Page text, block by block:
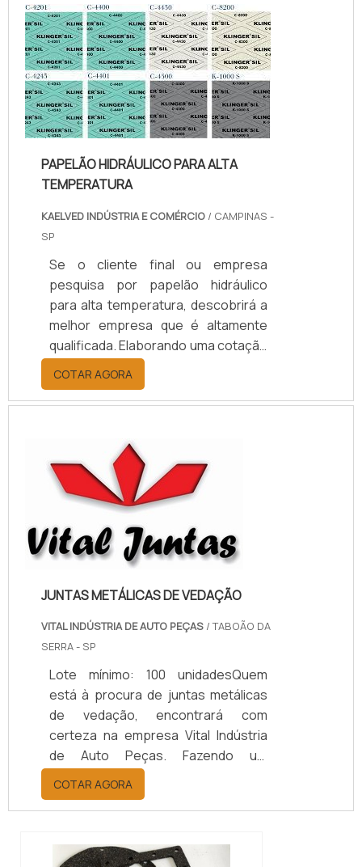
temperatura, com os colaboradores
da kaelved obterá excelente custo-
benefício com assessoria técnica
especializada.UM POUCO MAIS
SOBRE JUNTAS DE TEFLON
TEMPERA...
PAPELÃO HIDRÁULICO PARA ALTA
TEMPERATURA
KAELVED INDÚSTRIA E COMÉRCIO / CAMPINAS -
SP
Se o cliente final ou empresa
pesquisa por papelão hidráulico
para alta temperatura, descobrirá a
melhor empresa que é altamente
qualificada. Elaborando uma cotação
por meio da plataforma e
descobrindo a melhor referência do
mercado.MAIS INFORMAÇÕES
HIDRÁULICO PARA ALTA
TEMPERATURASe alguém pesquisar
papelão hidráulico para alta
temperatura encontra na internet a
kaelved. Uma empresa com alto
know-how em laudos ...
COTAR AGORA
JUNTAS METÁLICAS DE VEDAÇÃO
VITAL INDÚSTRIA DE AUTO PEÇAS / TABOÃO DA
SERRA - SP
Lote mínimo: 100 unidadesQuem
está à procura de juntas metálicas
de vedação, encontrará com
certeza na empresa Vital Indústria
de Auto Peças. Fazendo um
orçamento por meio da maior
empresa da área, é possível achar a
sofisticação, qualidade e preço
questão é juntas metálicas de
COTAR AGORA